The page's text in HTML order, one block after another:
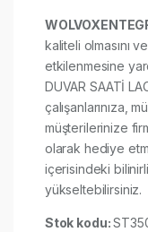
kaliteli olmasını
etkilenmesine
DUVAR SAATİ
çalışanlarınıza,
müşterilerinize
olarak hediye
içerisindeki
yükseltebilirsiniz.
Stok kodu: